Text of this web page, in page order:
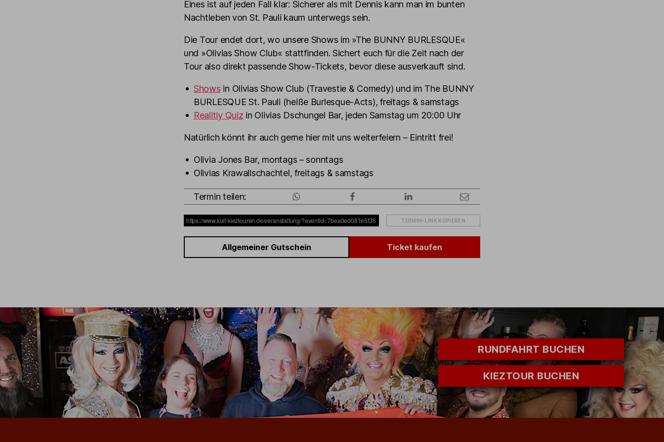
Eines ist auf jeden Fall klar: Sicherer als mit Dennis kann man im bunten
Nachtleben von St. Pauli kaum unterwegs sein.
Die Tour endet dort, wo unsere Shows im »The BUNNY BURLESQUE«
und »Olivias Show Club« stattfinden. Sichert euch für die Zeit nach der
Tour also direkt passende Show-Tickets, bevor diese ausverkauft sind.
Shows in Olivias Show Club (Travestie & Comedy) und im The BUNNY
BURLESQUE St. Pauli (heiße Burlesque-Acts), freitags & samstags
Realitiy Quiz in Olivias Dschungel Bar, jeden Samstag um 20:00 Uhr
Natürlich könnt ihr auch gerne hier mit uns weiterfeiern – Eintritt frei!
Olivia Jones Bar, montags – sonntags
Olivias Krawallschachtel, freitags & samstags
Termin teilen:
TERMIN-LINK KOPIEREN
Allgemeiner Gutschein Ticket kaufen
RUNDFAHRT BUCHEN
KIEZTOUR BUCHEN